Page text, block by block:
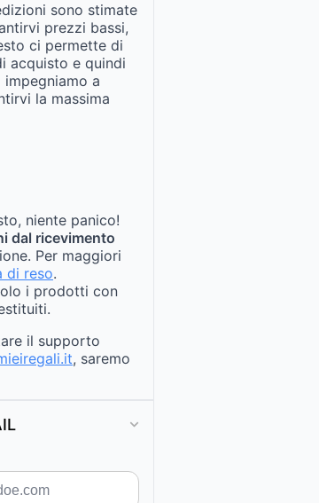
sono stimate
prezzi bassi,
ci permette di
acquisto e quindi
impegniamo a
la massima
niente panico!
dal ricevimento
Per maggiori
di reso.
i prodotti con
il supporto
, saremo